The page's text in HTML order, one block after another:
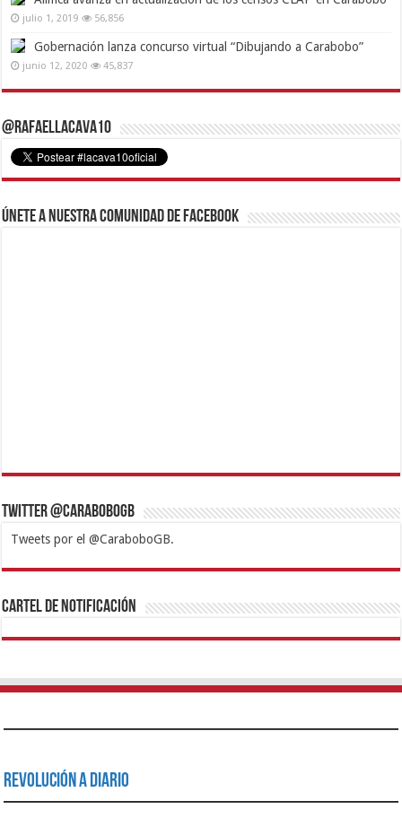
julio 1, 2019 56,856
Gobernación lanza concurso virtual “Dibujando a Carabobo”
junio 12, 2020 45,837
@RafaelLacava10
Únete a nuestra comunidad de Facebook
Twitter @CaraboboGB
Tweets por el @CaraboboGB.
1xbetBetturkeyBetistKralbetSupertotobetTipobetMatadorbetMariobet
https://mvbcasino.com/
Cartel de Notificación
Revolución a Diario